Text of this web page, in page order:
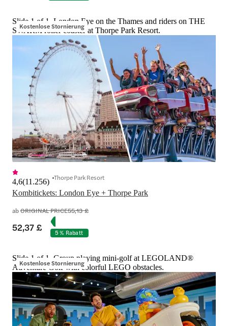
Kostenlose Stornierung
Slide 1 of 1, London Eye on the Thames and riders on THE
SWARM roller coaster at Thorpe Park Resort.
Kombitickets: London Eye + Thorpe Park
4,6(11.256) Thorpe Park Resort
abORIGINAL PRICE55,13 £
52,37 £ 5 % Rabatt
Kostenlose Stornierung
Slide 1 of 1, Group playing mini-golf at LEGOLAND®
Adventure Golf with colorful LEGO obstacles.